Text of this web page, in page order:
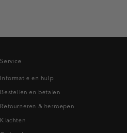
Service
Informatie en hulp
Bestellen en betalen
Retourneren & herroepen
Klachten